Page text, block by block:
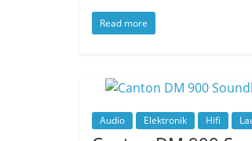
Read more
Audio Elektronik Hifi